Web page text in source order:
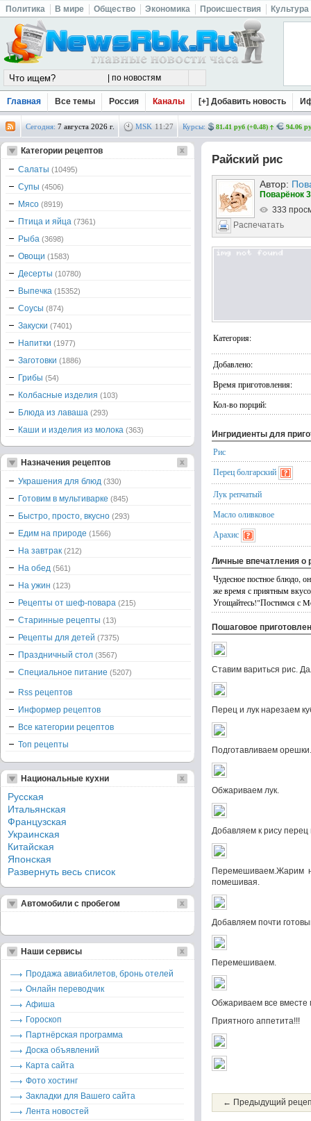
Политика В мире Общество Экономика Происшествия Культура
Главная Все темы Россия Каналы [+] Добавить новость
Сегодня: 7 августа 2026 г. MSK 11 :27 Курсы: 81.41 руб (+0.48) 94.06
Райский рис
Автор:
Поварёнок
333
Распечатать
Категория:
Добавлено:
Время приготовления:
Кол-во порций:
Ингридиенты для
Рис
Перец болгарский
Лук репчатый
Масло оливковое
Арахис
Личные впечатления о
Чудесное постное блюдо,
же время с приятным
Угощайтесь!"Постимся с
Пошаговое
Ставим вариться рис.
Перец и лук нарезаем
Подготавливаем орешки.
Обжариваем лук.
Добавляем к рису
Перемешиваем.Жарим
помешивая.
Добавляем почти
Перемешиваем.
Обжариваем все вместе
Приятного аппетита!!!
← Предыдущий
Категории рецептов
Салаты (10495)
Супы (4506)
Мясо (8919)
Птица и яйца (7361)
Рыба (3698)
Овощи (1583)
Десерты (10780)
Выпечка (15352)
Соусы (874)
Закуски (7401)
Напитки (1977)
Заготовки (1886)
Грибы (54)
Колбасные изделия (103)
Блюда из лаваша (293)
Каши и изделия из молока (363)
Назначения рецептов
Украшения для блюд (330)
Готовим в мультиварке (845)
Быстро, просто, вкусно (293)
Едим на природе (1566)
На завтрак (212)
На обед (561)
На ужин (123)
Рецепты от шеф-повара (215)
Старинные рецепты (13)
Рецепты для детей (7375)
Праздничный стол (3567)
Специальное питание (5207)
Rss рецептов
Информер рецептов
Все категории рецептов
Топ рецепты
Национальные кухни
Русская
Итальянская
Французская
Украинская
Китайская
Японская
Развернуть весь список
Автомобили с пробегом
Наши сервисы
Продажа авиабилетов, бронь отелей
Онлайн переводчик
Афиша
Гороскоп
Партнёрская программа
Доска объявлений
Карта сайта
Фото хостинг
Закладки для Вашего сайта
Лента новостей